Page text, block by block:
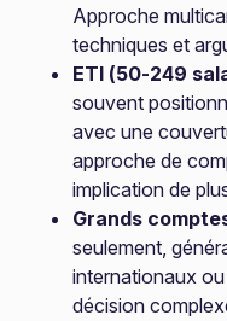
Approche
techniques et
ETI (50-249
souvent
avec une
approche de
implication de
Grands
seulement,
internationaux
décision